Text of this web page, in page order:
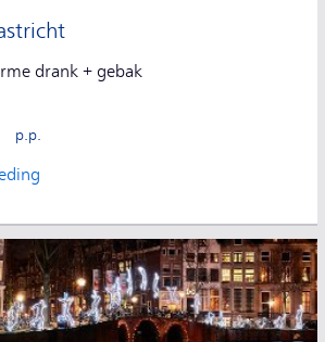
drank + gebak
p.p.